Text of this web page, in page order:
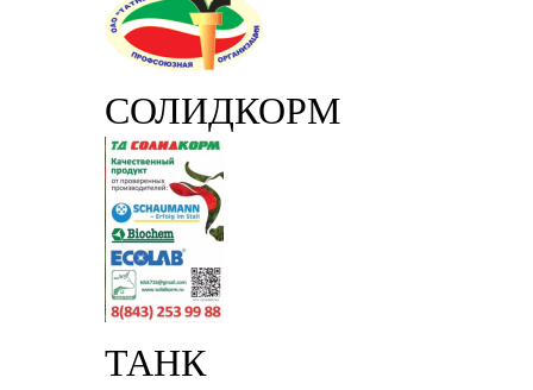
СОЛИДКОРМ
ТАНК